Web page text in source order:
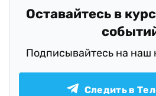
Оставайтесь в
Подписывайтесь на наш
Следить в